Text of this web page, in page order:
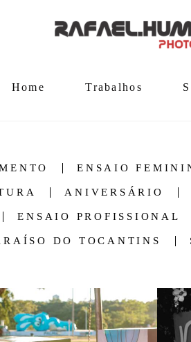
Home Trabalhos
ENSAIO
ANIVERSÁRIO
ENSAIO PROFISSIONAL
DO TOCANTINS